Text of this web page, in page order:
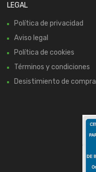
LEGAL
Política de privacidad
Aviso legal
Política de cookies
Términos y condiciones
Desistimiento de compra